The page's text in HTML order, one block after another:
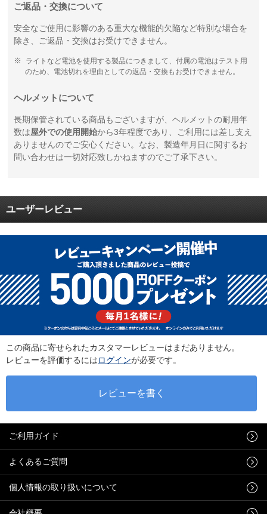
ご返品・交換について
安全なご使用に影響のある重大な機能的欠陥など特別な場合を
除き、ご返品・交換はお受けできません。
ライトなど電池を使用する製品につきまして、付属の電池はテスト用
のため、電池切れを理由としての返品・交換もお受けできません。
ヘルメットについて
長期保管されている商品もございますが、ヘルメットの耐用年
数は屋外での使用開始から3年程度であり、ご利用には差し支え
ありませんのでご安心ください。なお、製造年月日に関するお
問い合わせは一切対応致しかねますのでご了承下さい。
ユーザーレビュー
この商品に寄せられたカスタマーレビューはまだありません。
レビューを評価するにはログインが必要です。
ご利用ガイド
よくあるご質問
個人情報の取り扱いについて